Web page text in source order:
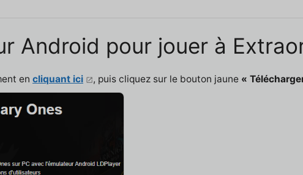
Android pour jouer à
en cliquant ici , puis cliquez sur le bouton jaune «